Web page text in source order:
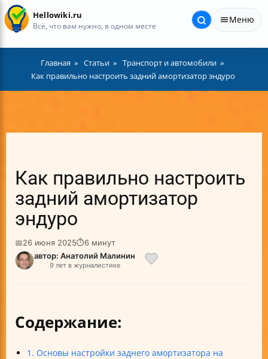
Hellowiki.ru
Всё, что вам нужно, в одном месте
Меню
Главная Статьи
Транспорт и автомобили
Как правильно настроить задний амортизатор эндуро
Как правильно настроить
задний амортизатор
эндуро
📅26 июня 2025⏱6 минут
автор: Анатолий Малинин
9 лет в журналистике
Содержание:
1. Основы настройки заднего амортизатора на